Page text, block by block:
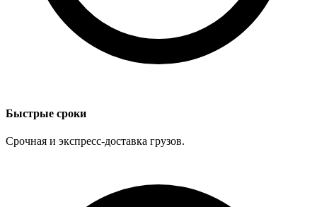
Быстрые сроки
Срочная и экспресс-доставка грузов.